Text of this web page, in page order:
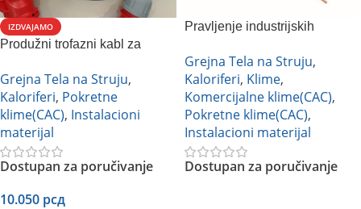
IZDVAJAMO
Produžni trofazni kabl za
H07RN-F
Grejna Tela na Struju,
Kaloriferi, Pokretne
klime(CAC), Instalacioni
materijal
Dostupan za poručivanje
10.050 рсд
Pravljenje industrijskih
Grejna Tela na Struju,
Kaloriferi, Klime,
Komercijalne klime(CAC),
Pokretne klime(CAC),
Instalacioni materijal
Dostupan za poručivanje